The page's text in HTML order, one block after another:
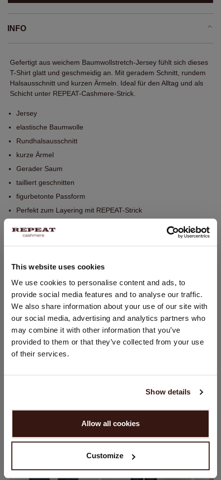
This website uses cookies
We use cookies to personalise content and ads, to
provide social media features and to analyse our traffic.
We also share information about your use of our site with
our social media, advertising and analytics partners who
may combine it with other information that you’ve
provided to them or that they’ve collected from your use
of their services.
Show details
Allow all cookies
Customize
INFO
Gefertigt aus weichem Baumwollstretch-Jersey fühlt sich dieses
T-Shirt glatt und geschmeidig an. Mit geradem Schnitt, rundem
Halsausschnitt und kurzen Ärmeln. Ideal für den Alltag und als
Schicht unter REPEAT-Cashmere-Strick.
Jersey
elastische Baumwolle
Rundhalsausschnitt
kurze Ärmel
Gerader Saum
tailliert geschnitten
figurbetonte Passform
Perfekt zum Layering mit REPEAT-Strick
92% Baumwolle / 8% Elasthan
PFLEGEHINWEISE
VERSAND & RÜCKGABE
STANDORT ÄNDERN
Sie besuchen Repeat cashmere von Deutschland (€) aus.
Möchten Sie Ihre Standort aktualisieren?
Vereinigte Staaten ($)
WEITER